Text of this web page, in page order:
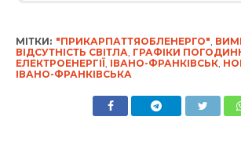
МІТКИ: "ПРИКАРПАТТЯОБЛЕНЕРГО",
ВІДСУТНІСТЬ СВІТЛА, ГРАФІКИ
ЕЛЕКТРОЕНЕРГІЇ, ІВАНО-ФРАНКІВСЬК,
ІВАНО-ФРАНКІВСЬКА